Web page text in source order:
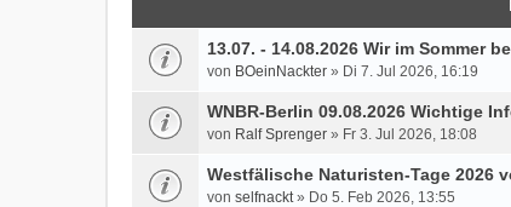
13.07. - 14.08.2026 Wir im Sommer
von BOeinNackter » Di 7. Jul 2026, 16:19
WNBR-Berlin 09.08.2026 Wichtige
von Ralf Sprenger » Fr 3. Jul 2026, 18:08
Westfälische Naturisten-Tage 2026
von selfnackt» Do 5. Feb 2026, 13:55